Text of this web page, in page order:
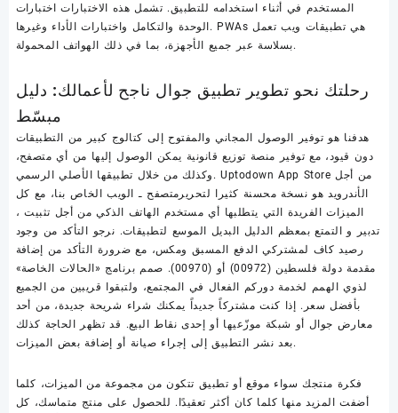
المستخدم في أثناء استخدامه للتطبيق. تشمل هذه الاختبارات اختبارات
الوحدة والتكامل واختبارات الأداء وغيرها. PWAs هي تطبيقات ويب تعمل
بسلاسة عبر جميع الأجهزة، بما في ذلك الهواتف المحمولة.
رحلتك نحو تطوير تطبيق جوال ناجح لأعمالك: دليل
مبسّط
هدفنا هو توفير الوصول المجاني والمفتوح إلى كتالوج كبير من التطبيقات
دون قيود، مع توفير منصة توزيع قانونية يمكن الوصول إليها من أي متصفح،
وكذلك من خلال تطبيقها الأصلي الرسمي. Uptodown App Store من أجل
الأندرويد هو نسخة محسنة كثيرا لتحريرمتصفح ـ الويب الخاص بنا، مع كل
الميزات الفريدة التي يتطلبها أي مستخدم الهاتف الذكي من أجل تثبيت ،
تدبير و التمتع بمعظم الدليل البديل الموسع لتطبيقات. نرجو التأكد من وجود
رصيد كاف لمشتركي الدفع المسبق ومكس، مع ضرورة التأكد من إضافة
مقدمة دولة فلسطين (00972) أو (00970). صمم برنامج «الحالات الخاصة»
لذوي الهمم لخدمة دوركم الفعال في المجتمع، ولتبقوا قريبين من الجميع
بأفضل سعر. إذا كنت مشتركاً جديداً يمكنك شراء شريحة جديدة، من أحد
معارض جوال أو شبكة موزّعيها أو إحدى نقاط البيع. قد تظهر الحاجة كذلك
بعد نشر التطبيق إلى إجراء صيانة أو إضافة بعض الميزات.
فكرة منتجك سواء موقع أو تطبيق تتكون من مجموعة من الميزات، كلما
أضفت المزيد منها كلما كان أكثر تعقيدًا. للحصول على منتج متماسك، كل